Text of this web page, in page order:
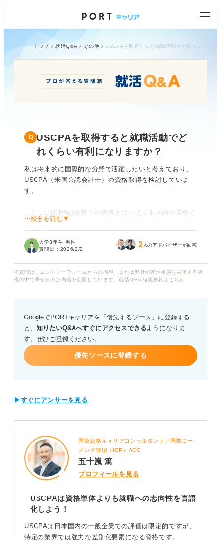
トップ 就活Q&A その他
USCPAを取得すると就職活動でど
れくらい有利になりますか？
私は将来的に国際的な分野で活躍したいと考えており、
USCPA（米国公認会計士）の資格取得を検討していま
す。
しかしUSCPAは会計士の資格とはいえ日本国内の業務で
は限定的とも聞くため、実際の就職活動でどれくらい評
べきか迷っています。
に有利になるのでしょうか？ また資格勉強のためにイン
USCPAが就活にもたらす具体的なメリットやデメリッ
ト、また資格の勉強と就活を両立するためのアドバイス
をお願いします。
⋯続きを読む▼
大学3年生 男性
質問日： 2026/2/2 2 人のアドバイザーが回答
※質問は、エントリーフォームからの内容、または弊社が就活相談を実施する過
程の中で寄せられた内容を公開しています。就活Q&A 編集方針は こちら
GoogleでPORTキャリアを「優先するソース」に登録する
と、 知りたいQ&Aへすぐにアクセスできるようになりま
す。ぜひご登録ください。
優先ソースに登録する
▶ すぐにアンサーを見る
国家資格キャリアコンサルタント／国際コー
チング連盟（ICF）ACC
五十嵐 篤
プロフィールを見る
USCPAは資格単体よりも就職への志向性を言語
化しよう！
USCPAは日本国内の一般企業での評価は限定的ですが、
特定の業界では強力な差別化要素になる資格です。